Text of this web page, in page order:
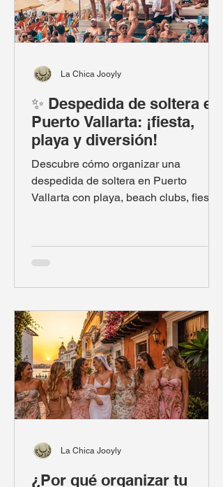
✨ Despedida de soltera en
Puerto Vallarta: ¡fiesta,
playa y diversión!
Descubre cómo organizar una
despedida de soltera en Puerto
Vallarta con playa, beach clubs, fiesta
La Chica Jooyly
¿Por qué organizar tu
La Chica Jooyly